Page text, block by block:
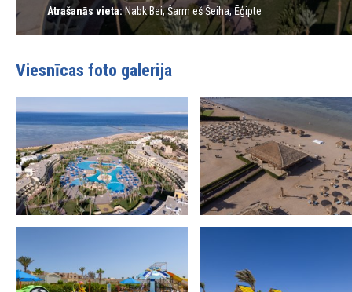
Atrašanās vieta:Nabk Bei, Šarm eš Šeiha, Ēģipte
Viesnīcas foto galerija